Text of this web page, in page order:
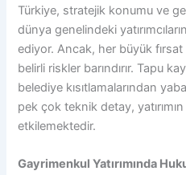
Türkiye, stratejik konumu ve
dünya genelindeki
ediyor. Ancak, her büyük fırsat
belirli riskler barındırır. Tapu
belediye kısıtlamalarından
pek çok teknik detay, yatırımın
etkilemektedir.
Gayrimenkul Yatırımında